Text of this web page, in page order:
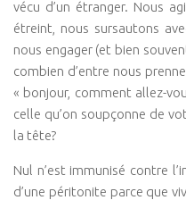
vécu d’un étranger. Nous
étreint, nous sursautons
nous engager (et bien
combien d’entre nous
« bonjour, comment allez-
celle qu’on soupçonne de
la tête?
Nul n’est immunisé contre
d’une péritonite parce que